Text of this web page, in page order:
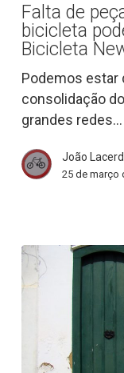
pequenas
oficinas
de
bicicleta
podem
estar
|
Bicicleta
Falta de
bicicleta
Bicicleta
Podemos estar
consolidação
grandes redes…
João
25 de março